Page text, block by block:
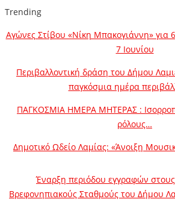
Trending
Αγώνες Στίβου «Νίκη Μπακογιάννη» για
7 Ιουνίου
Περιβαλλοντική δράση του Δήμου
παγκόσμια ημέρα
ΠΑΓΚΟΣΜΙΑ ΗΜΕΡΑ ΜΗΤΕΡΑΣ :
ρόλους…
Δημοτικό Ωδείο Λαμίας: «Άνοιξη
Έναρξη περιόδου εγγραφών στους
Βρεφονηπιακούς Σταθμούς του Δήμου